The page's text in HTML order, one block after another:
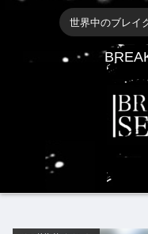
世界中のブレイ